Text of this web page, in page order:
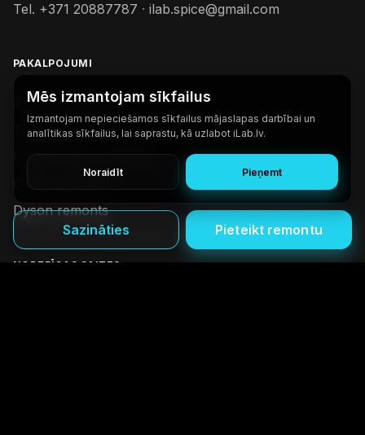
Sazināties Pieteikt remontu
Tel. +371 20887787 · ilab.spice@gmail.com
PAKALPOJUMI
iPhone remonts
Telefonu remonts
Planšetdatoru remonts
Datoru remonts
Dyson remonts
NODERĪGAS SAITES
Mēs izmantojam sīkfailus
Izmantojam nepieciešamos sīkfailus mājaslapas darbībai un
analītikas sīkfailus, lai saprastu, kā uzlabot iLab.lv.
Noraidīt Pieņemt